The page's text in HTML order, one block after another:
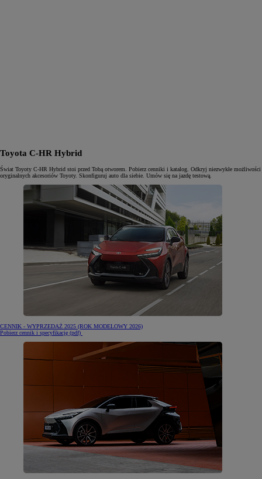
Toyota C-HR Hybrid
Świat Toyoty C-HR Hybrid stoi przed Tobą otworem. Pobierz cenniki i katalog. Odkryj niezwykłe możliwości
oryginalnych akcesoriów Toyoty. Skonfiguruj auto dla siebie. Umów się na jazdę testową.
CENNIK - WYPRZEDAŻ 2025 (ROK MODELOWY 2026)
Pobierz cennik i specyfikację (pdf)